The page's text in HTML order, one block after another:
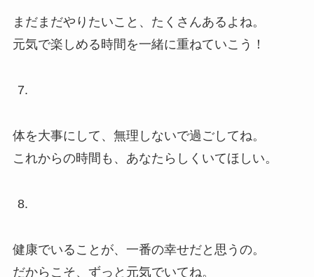
まだまだやりたいこと、たくさんあるよね。
元気で楽しめる時間を一緒に重ねていこう！
体を大事にして、無理しないで過ごしてね。
これからの時間も、あなたらしくいてほしい。
健康でいることが、一番の幸せだと思うの。
だからこそ、ずっと元気でいてね。